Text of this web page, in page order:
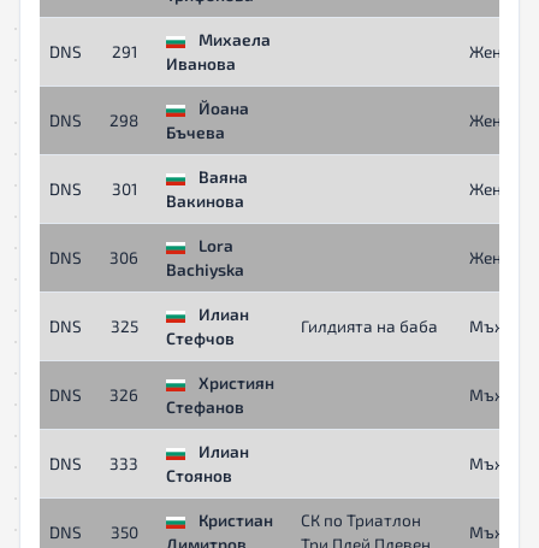
DNS 291
Михаела
Иванова
Жени
DNS 298
Йоана
Бъчева
Жени
DNS 301
Ваяна
Вакинова
Жени
DNS 306
Lora
Bachiyska
Жени
DNS 325
Илиан
Стефчов
Гилдията на баба Мъже
DNS 326
Християн
Стефанов
Мъже
DNS 333
Илиан
Стоянов
Мъже
DNS 350
Кристиан
Димитров
СК по Триатлон
Три Плей Плевен
Мъже